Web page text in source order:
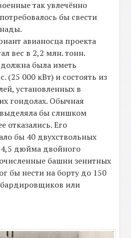
так увлечённо
бы свести
авианосца проекта
вес в 2,2 млн. тонн.
должна была иметь
(25 000 кВт) и состоять из
установленных в
гондолах. Обычная
выделяла бы слишком
отказались. Его
бы 40 двухствольных
4,5 дюйма двойного
башни зенитных
бы нести на борту до 150
или